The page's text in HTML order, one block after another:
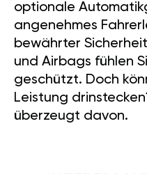
optionale
angenehmes
bewährter
und Airbags fühlen
geschützt. Doch
Leistung
überzeugt davon.